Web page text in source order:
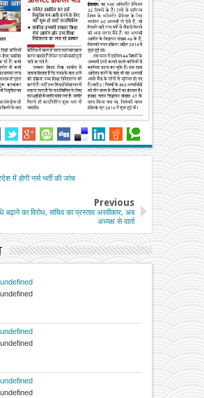
में होगी नर्स भर्ती की जांच
Previous
बढ़ाने का विरोध, सचिव का प्रस्ताव अस्वीकार, अब
अध्यक्ष से वार्ता
undefined
undefined
undefined
undefined
undefined
undefined